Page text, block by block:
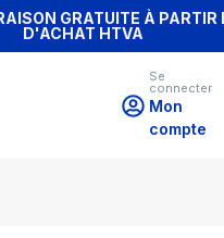
GRATUITE À PARTIR
D'ACHAT HTVA
Se
connecter
Mon
compte